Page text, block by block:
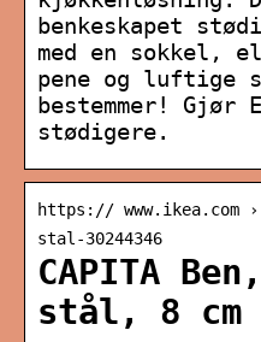
benkeskapet
med en sokkel,
pene og luftige
bestemmer! Gjør
stødigere.
https://
stal-30244346
CAPITA
stål, 8 cm